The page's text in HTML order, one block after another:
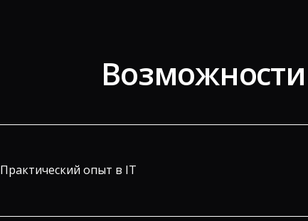
Возможности
Практический опыт в IT